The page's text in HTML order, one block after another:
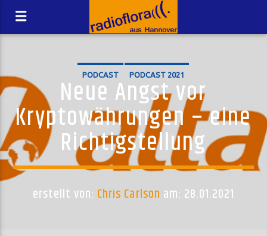
PODCAST PODCAST 2021
Neue Angst vor
Kryptowährungen – eine
Richtigstellung
erstellt von: Chris Carlson am: 28.01.2021